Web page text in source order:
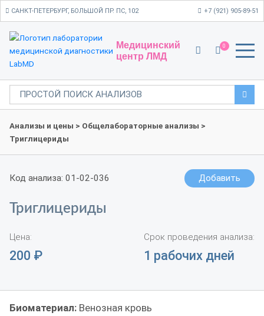
САНКТ-ПЕТЕРБУРГ, БОЛЬШОЙ ПР. ПС, 102 +7 (921) 905-89-51
Медицинский
центр ЛМД
0
Анализы и цены > Общелабораторные анализы >
Триглицериды
Код анализа: 01-02-036 Добавить
Триглицериды
Цена:
200 ₽
Срок проведения анализа:
1 рабочих дней
Биоматериал: Венозная кровь